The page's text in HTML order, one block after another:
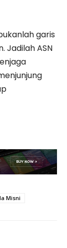
garis
Jadilah ASN
Misni